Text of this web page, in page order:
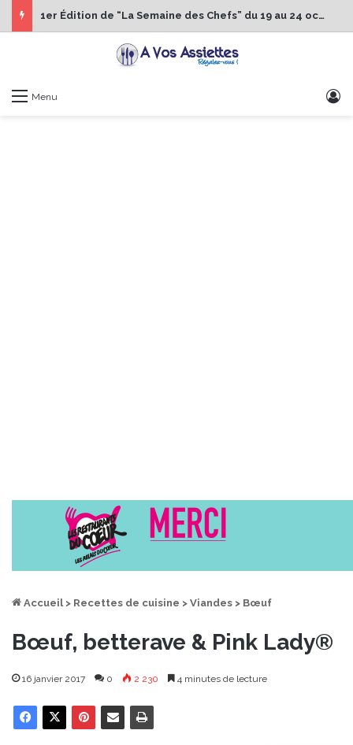
1er Édition de “La Semaine des Chefs” du 19 au 24 octobre 2026
Menu
Accueil > Recettes de cuisine > Viandes > Bœuf
Bœuf, betterave & Pink Lady®
16 janvier 2017 0 2 230 4 minutes de lecture